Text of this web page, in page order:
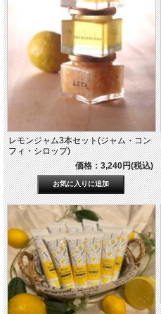
レモンジャム3本セット(ジャム・コン
フィ・シロップ)
価格：3,240円(税込)